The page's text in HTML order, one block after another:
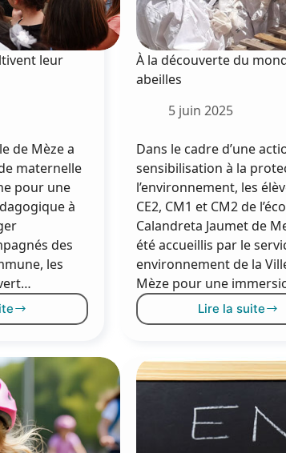
leur
de Mèze a
maternelle
pour une
à
des
les
À la découverte du
abeilles
5 juin 2025
Dans le cadre d’une
sensibilisation à la
l’environnement, les
CE2, CM1 et CM2 de
Calandreta Jaumet de
été accueillis par le
environnement de la
Mèze pour une
Lire la suite
À
du
monde
des
abeilles